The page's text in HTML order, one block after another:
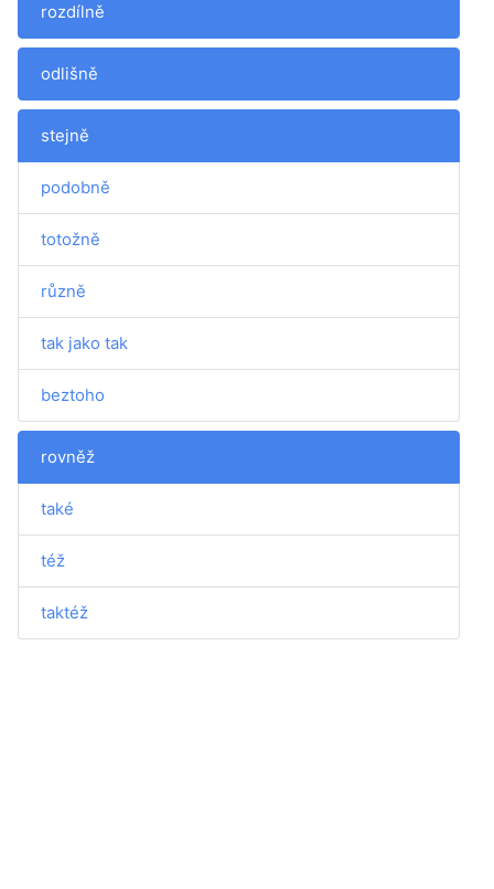
rozdílně
odlišně
stejně
podobně
totožně
různě
tak jako tak
beztoho
rovněž
také
též
taktéž